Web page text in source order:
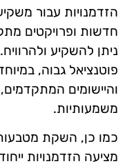
הזדמנויות עבור
חדשות ופרויקטים
ניתן להשקיע
פוטנציאל גבוה,
והיישומים
משמעותיות.
כמו כן, השקת
מציעה הזדמנויות